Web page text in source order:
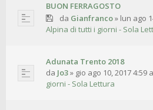
BUON FERRAGOSTO
da Gianfranco» lun ago
Alpina di tutti i giorni - Sola
Adunata Trento 2018
da Jo3» gio ago 10, 2017 4:59
giorni - Sola Lettura